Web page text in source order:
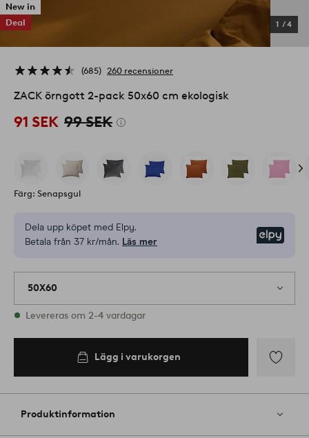
New in
Deal
1 /4
685 260 recensioner
ZACK örngott 2-pack 50x60 cm ekologisk
91 SEK 99 SEK
Färg: Senapsgul
Dela upp köpet med Elpy.
Betala från 37 kr/mån. Läs mer
50X60
I lager
Levereras om 2-4 vardagar
Lägg i varukorgen
till
favoriter
Produktinformation